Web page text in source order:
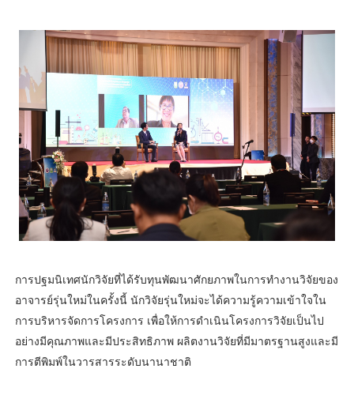
การปฐมนิเทศนักวิจัยที่ได้รับทุนพัฒนาศักยภาพในการทำงานวิจัยของ
อาจารย์รุ่นใหม่ในครั้งนี้ นักวิจัยรุ่นใหม่จะได้ความรู้ความเข้าใจใน
การบริหารจัดการโครงการ เพื่อให้การดำเนินโครงการวิจัยเป็นไป
อย่างมีคุณภาพและมีประสิทธิภาพ ผลิตงานวิจัยที่มีมาตรฐานสูงและมี
การตีพิมพ์ในวารสารระดับนานาชาติ